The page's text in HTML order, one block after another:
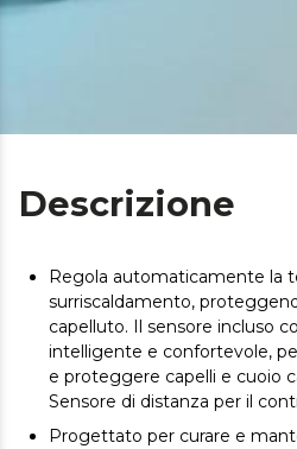
Descrizione
Regola automaticamente la
surriscaldamento,
capelluto. Il sensore incluso
intelligente e confortevole,
e proteggere capelli e cuoio
Sensore di distanza per il
Progettato per curare e